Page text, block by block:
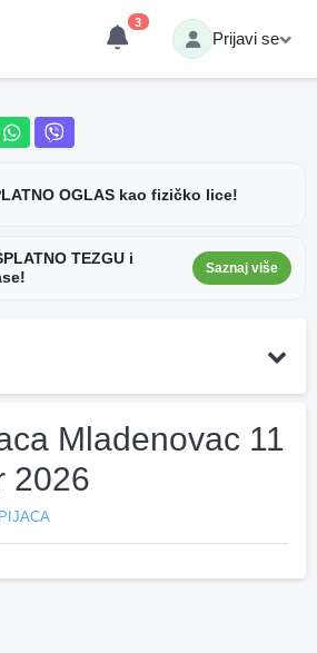
3
Prijavi se
OGLAS kao fizičko lice!
TEZGU i
Saznaj više
Mladenovac 11
2026